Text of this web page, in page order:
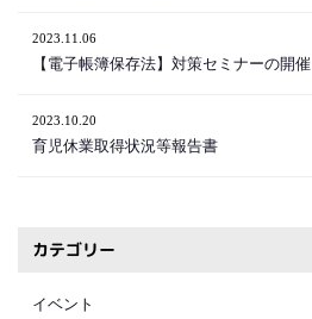
2023.11.06
【電子帳簿保存法】対策セミナーの開催
2023.10.20
育児休業取得状況等報告書
カテゴリー
イベント